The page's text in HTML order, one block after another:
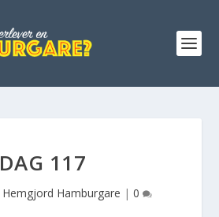
DAG 117
Hemgjord Hamburgare | 0